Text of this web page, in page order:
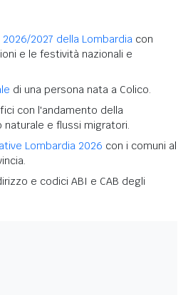
2027 della Lombardia con
e le festività nazionali e
di una persona nata a Colico.
con l'andamento della
e flussi migratori.
Lombardia 2026 con i comuni al
e codici ABI e CAB degli